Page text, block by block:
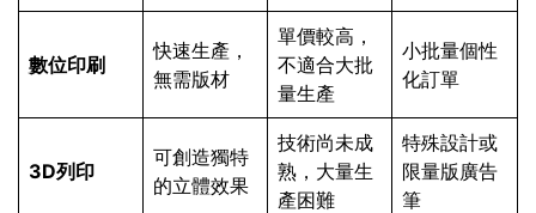
數位印刷
快速生產，
無需版材
單價較高，
不適合大批
量生產
小批量個性
化訂單
3D列印
可創造獨特
的立體效果
技術尚未成
熟，大量生
產困難
特殊設計或
限量版廣告
筆